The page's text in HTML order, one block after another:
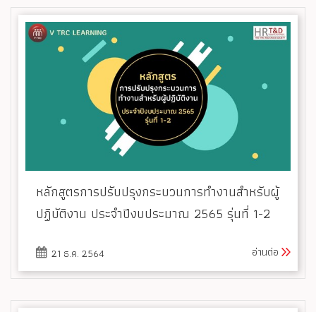
หลักสูตรการปรับปรุงกระบวนการทำงานสำหรับผู้
ปฏิบัติงาน ประจำปีงบประมาณ 2565 รุ่นที่ 1-2
21 ธ.ค. 2564 อ่านต่อ